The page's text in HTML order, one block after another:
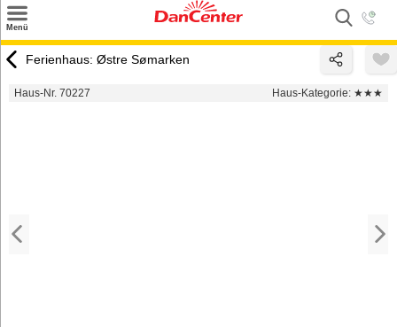
Menü
Urlaubsziele
Ferienhaus: Østre Sømarken
Haus-Nr. 70227 Haus-Kategorie: ★★★